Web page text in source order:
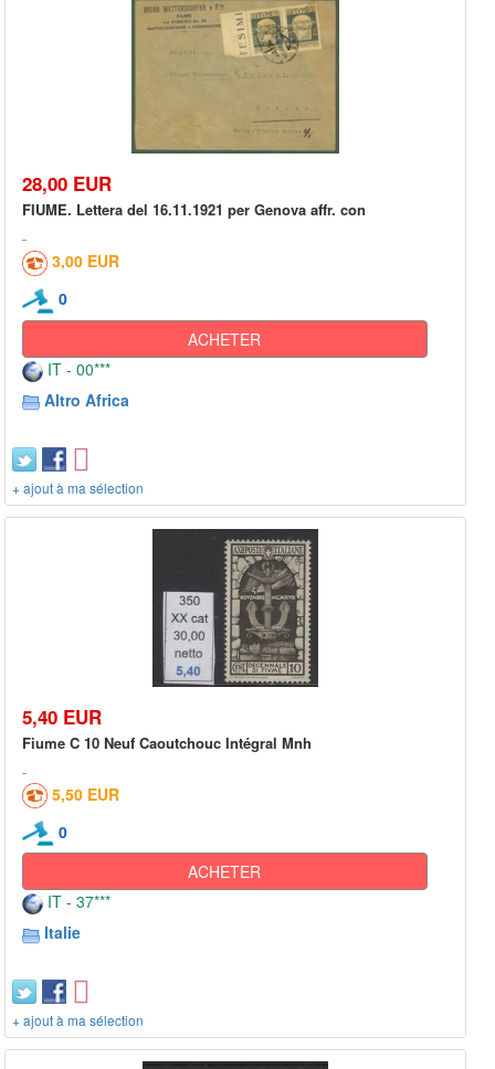
28,00 EUR
FIUME. Lettera del 16.11.1921 per Genova affr. con
3,00 EUR
0
ACHETER
IT - 00***
Altro Africa
+ ajout à ma sélection
5,40 EUR
Fiume C 10 Neuf Caoutchouc Intégral Mnh
5,50 EUR
0
ACHETER
IT - 37***
Italie
+ ajout à ma sélection